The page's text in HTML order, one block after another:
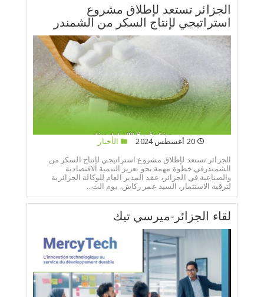
الجزائر تستعد لإطلاق مشروع
استراتيجي لإنتاج السكر من الشمندر
20 أغسطس 2024
الأخبار
الجزائر تستعد لإطلاق مشروع استراتيجي لإنتاج السكر من
الشمندرفي خطوة مهمة نحو تعزيز التنمية الاقتصادية
والصناعية في الجزائر، عقد المدير العام للوكالة الجزائرية
لترقية الاستثمار، السيد عمر ركاش، يوم الث...
لقاء الجزائر-ميرسي تيك